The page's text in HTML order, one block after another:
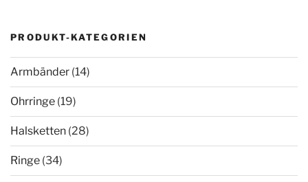
PRODUKT-KATEGORIEN
Armbänder (14)
Ohrringe (19)
Halsketten (28)
Ringe (34)